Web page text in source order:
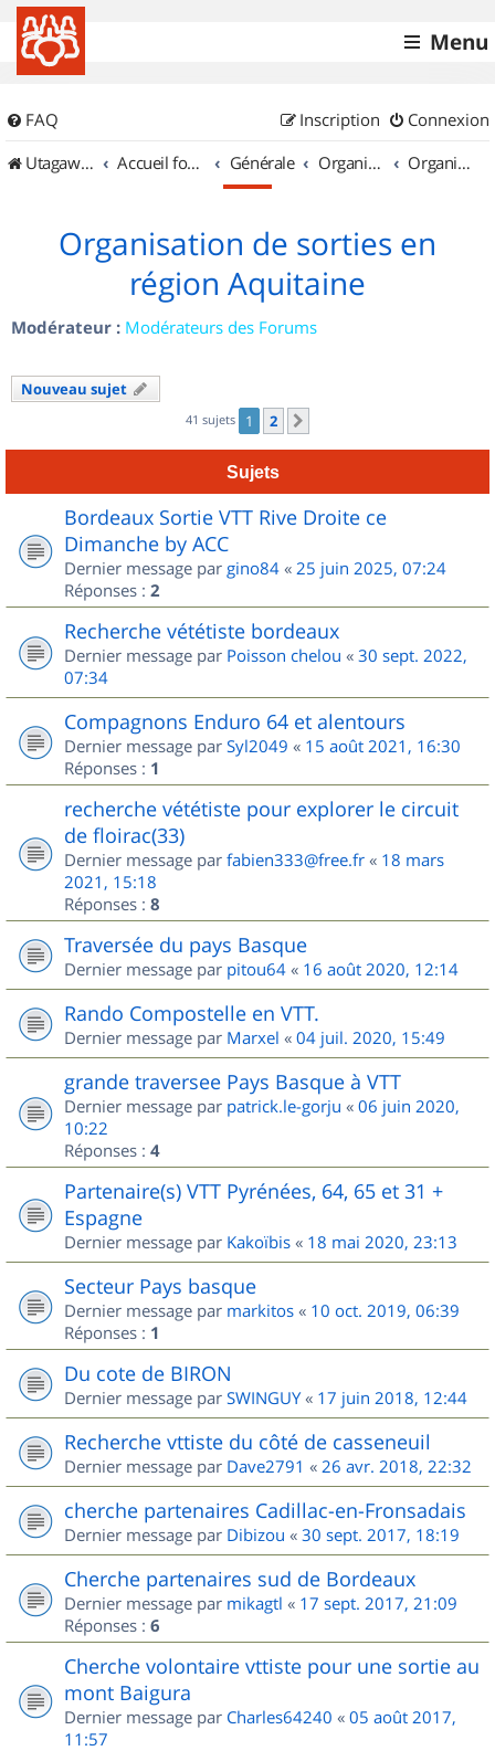
Menu
FAQ Connexion
Inscription
UtagawaVTT (Randos VTT et VTTAE avec traces GPS)
Accueil forum Générale Organisation de sorties & Recherche de partenaires Organisation de sorties en région Aquitaine
Organisation de sorties en
région Aquitaine
Modérateur : Modérateurs des Forums
Nouveau sujet
41 sujets 1 2
Sujets
Bordeaux Sortie VTT Rive Droite ce
Dimanche by ACC
Dernier message par gino84 « 25 juin 2025, 07:24
Réponses : 2
Recherche vététiste bordeaux
Dernier message par Poisson chelou « 30 sept. 2022,
07:34
Compagnons Enduro 64 et alentours
Dernier message par Syl2049 « 15 août 2021, 16:30
Réponses : 1
recherche vététiste pour explorer le circuit
de floirac(33)
Dernier message par fabien333@free.fr « 18 mars
2021, 15:18
Réponses : 8
Traversée du pays Basque
Dernier message par pitou64 « 16 août 2020, 12:14
Rando Compostelle en VTT.
Dernier message par Marxel « 04 juil. 2020, 15:49
grande traversee Pays Basque à VTT
Dernier message par patrick.le-gorju « 06 juin 2020,
10:22
Réponses : 4
Partenaire(s) VTT Pyrénées, 64, 65 et 31 +
Espagne
Dernier message par Kakoïbis « 18 mai 2020, 23:13
Secteur Pays basque
Dernier message par markitos « 10 oct. 2019, 06:39
Réponses : 1
Du cote de BIRON
Dernier message par SWINGUY« 17 juin 2018, 12:44
Recherche vttiste du côté de casseneuil
Dernier message par Dave2791 « 26 avr. 2018, 22:32
cherche partenaires Cadillac-en-Fronsadais
Dernier message par Dibizou « 30 sept. 2017, 18:19
Cherche partenaires sud de Bordeaux
Dernier message par mikagtl « 17 sept. 2017, 21:09
Réponses : 6
Cherche volontaire vttiste pour une sortie au
mont Baigura
Dernier message par Charles64240 « 05 août 2017,
11:57